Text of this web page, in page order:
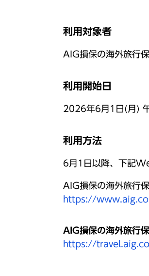
利用対象者
AIG損保の海外旅行
利用開始日
2026年6月1日(月)
利用方法
6月1日以降、下記
AIG損保の海外旅行
https://
AIG損保の海外旅行
https://